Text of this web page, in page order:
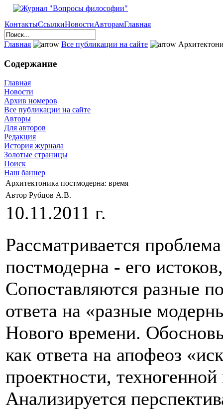
КонтактыСсылкиНовостиАвторамГлавная
Главная Все публикации на сайте
Содержание
Главная
Новости
Архив номеров
Все публикации на сайте
Авторы
Для авторов
Редакция
История журнала
Золотые страницы
Поиск
Наш баннер
Архитектоника постмодерна: время
Автор Рубцов А.В.
10.11.2011 г.
Рассматривается
постмодерна - его
Сопоставляются разные
ответа на «разные
Нового времени.
как ответа на апофеоз
проектности,
Анализируется